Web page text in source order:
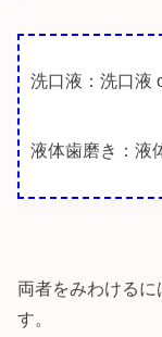
洗口液：洗口液
液体歯磨き：液
両者をみわける
す。